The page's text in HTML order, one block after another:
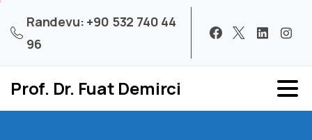
Randevu: +90 532 740 44
96
Prof. Dr. Fuat Demirci